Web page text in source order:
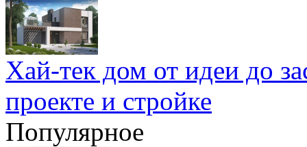
Хай-тек дом от идеи до
проекте и стройке
Популярное